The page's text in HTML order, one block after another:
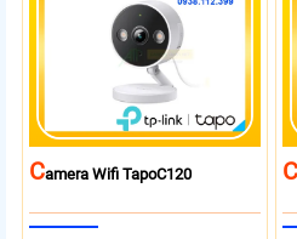
CAmera Wifi TapoC120